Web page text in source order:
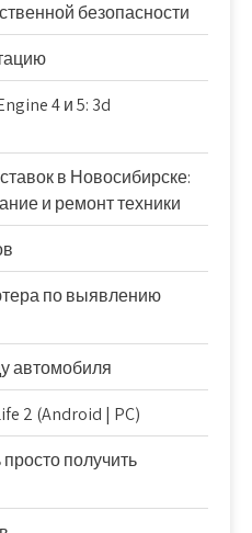
безопасности
4 и 5: 3d
в Новосибирске:
и ремонт техники
по выявлению
автомобиля
2 (Android | PC)
получить